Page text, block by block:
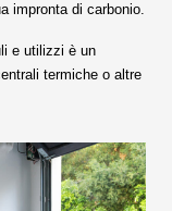
impronta di carbonio.
e utilizzi è un
termiche o altre